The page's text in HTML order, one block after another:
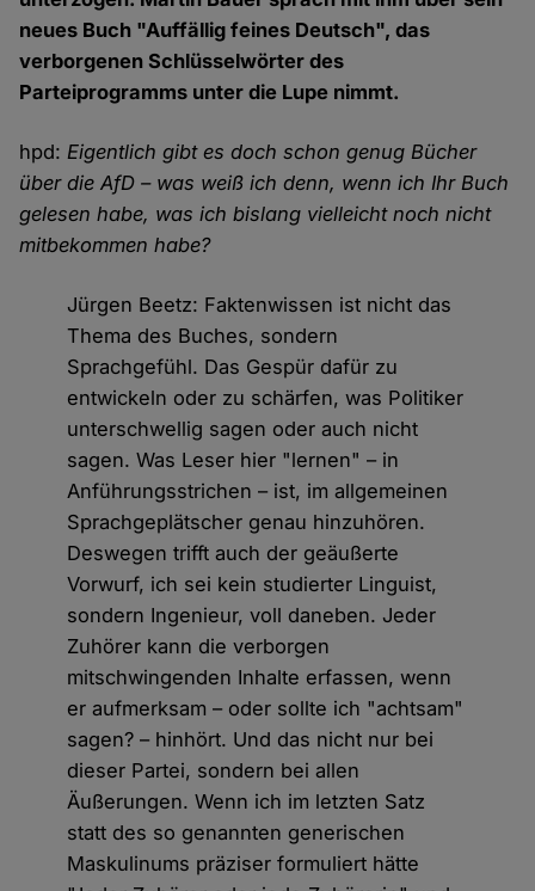
neues Buch "Auffällig feines Deutsch", das
verborgenen Schlüsselwörter des
Parteiprogramms unter die Lupe nimmt.
hpd:Eigentlich gibt es doch schon genug Bücher
über die AfD – was weiß ich denn, wenn ich Ihr Buch
gelesen habe, was ich bislang vielleicht noch nicht
mitbekommen habe?
Jürgen Beetz: Faktenwissen ist nicht das
Thema des Buches, sondern
Sprachgefühl. Das Gespür dafür zu
entwickeln oder zu schärfen, was Politiker
unterschwellig sagen oder auch nicht
sagen. Was Leser hier "lernen" – in
Anführungsstrichen – ist, im allgemeinen
Sprachgeplätscher genau hinzuhören.
Deswegen trifft auch der geäußerte
Vorwurf, ich sei kein studierter Linguist,
sondern Ingenieur, voll daneben. Jeder
Zuhörer kann die verborgen
mitschwingenden Inhalte erfassen, wenn
er aufmerksam – oder sollte ich "achtsam"
sagen? – hinhört. Und das nicht nur bei
dieser Partei, sondern bei allen
Äußerungen. Wenn ich im letzten Satz
statt des so genannten generischen
Maskulinums präziser formuliert hätte